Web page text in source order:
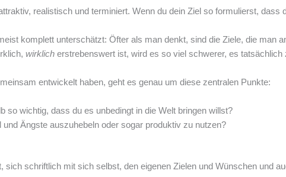
realistisch und terminiert. Wenn du dein Ziel so formulierst, dass
komplett unterschätzt: Öfter als man denkt, sind die Ziele, die man
wirklich erstrebenswert ist, wird es so viel schwerer, es tatsächlich
entwickelt haben, geht es genau um diese zentralen Punkte:
so wichtig, dass du es unbedingt in die Welt bringen willst?
Ängste auszuhebeln oder sogar produktiv zu nutzen?
schriftlich mit sich selbst, den eigenen Zielen und Wünschen und